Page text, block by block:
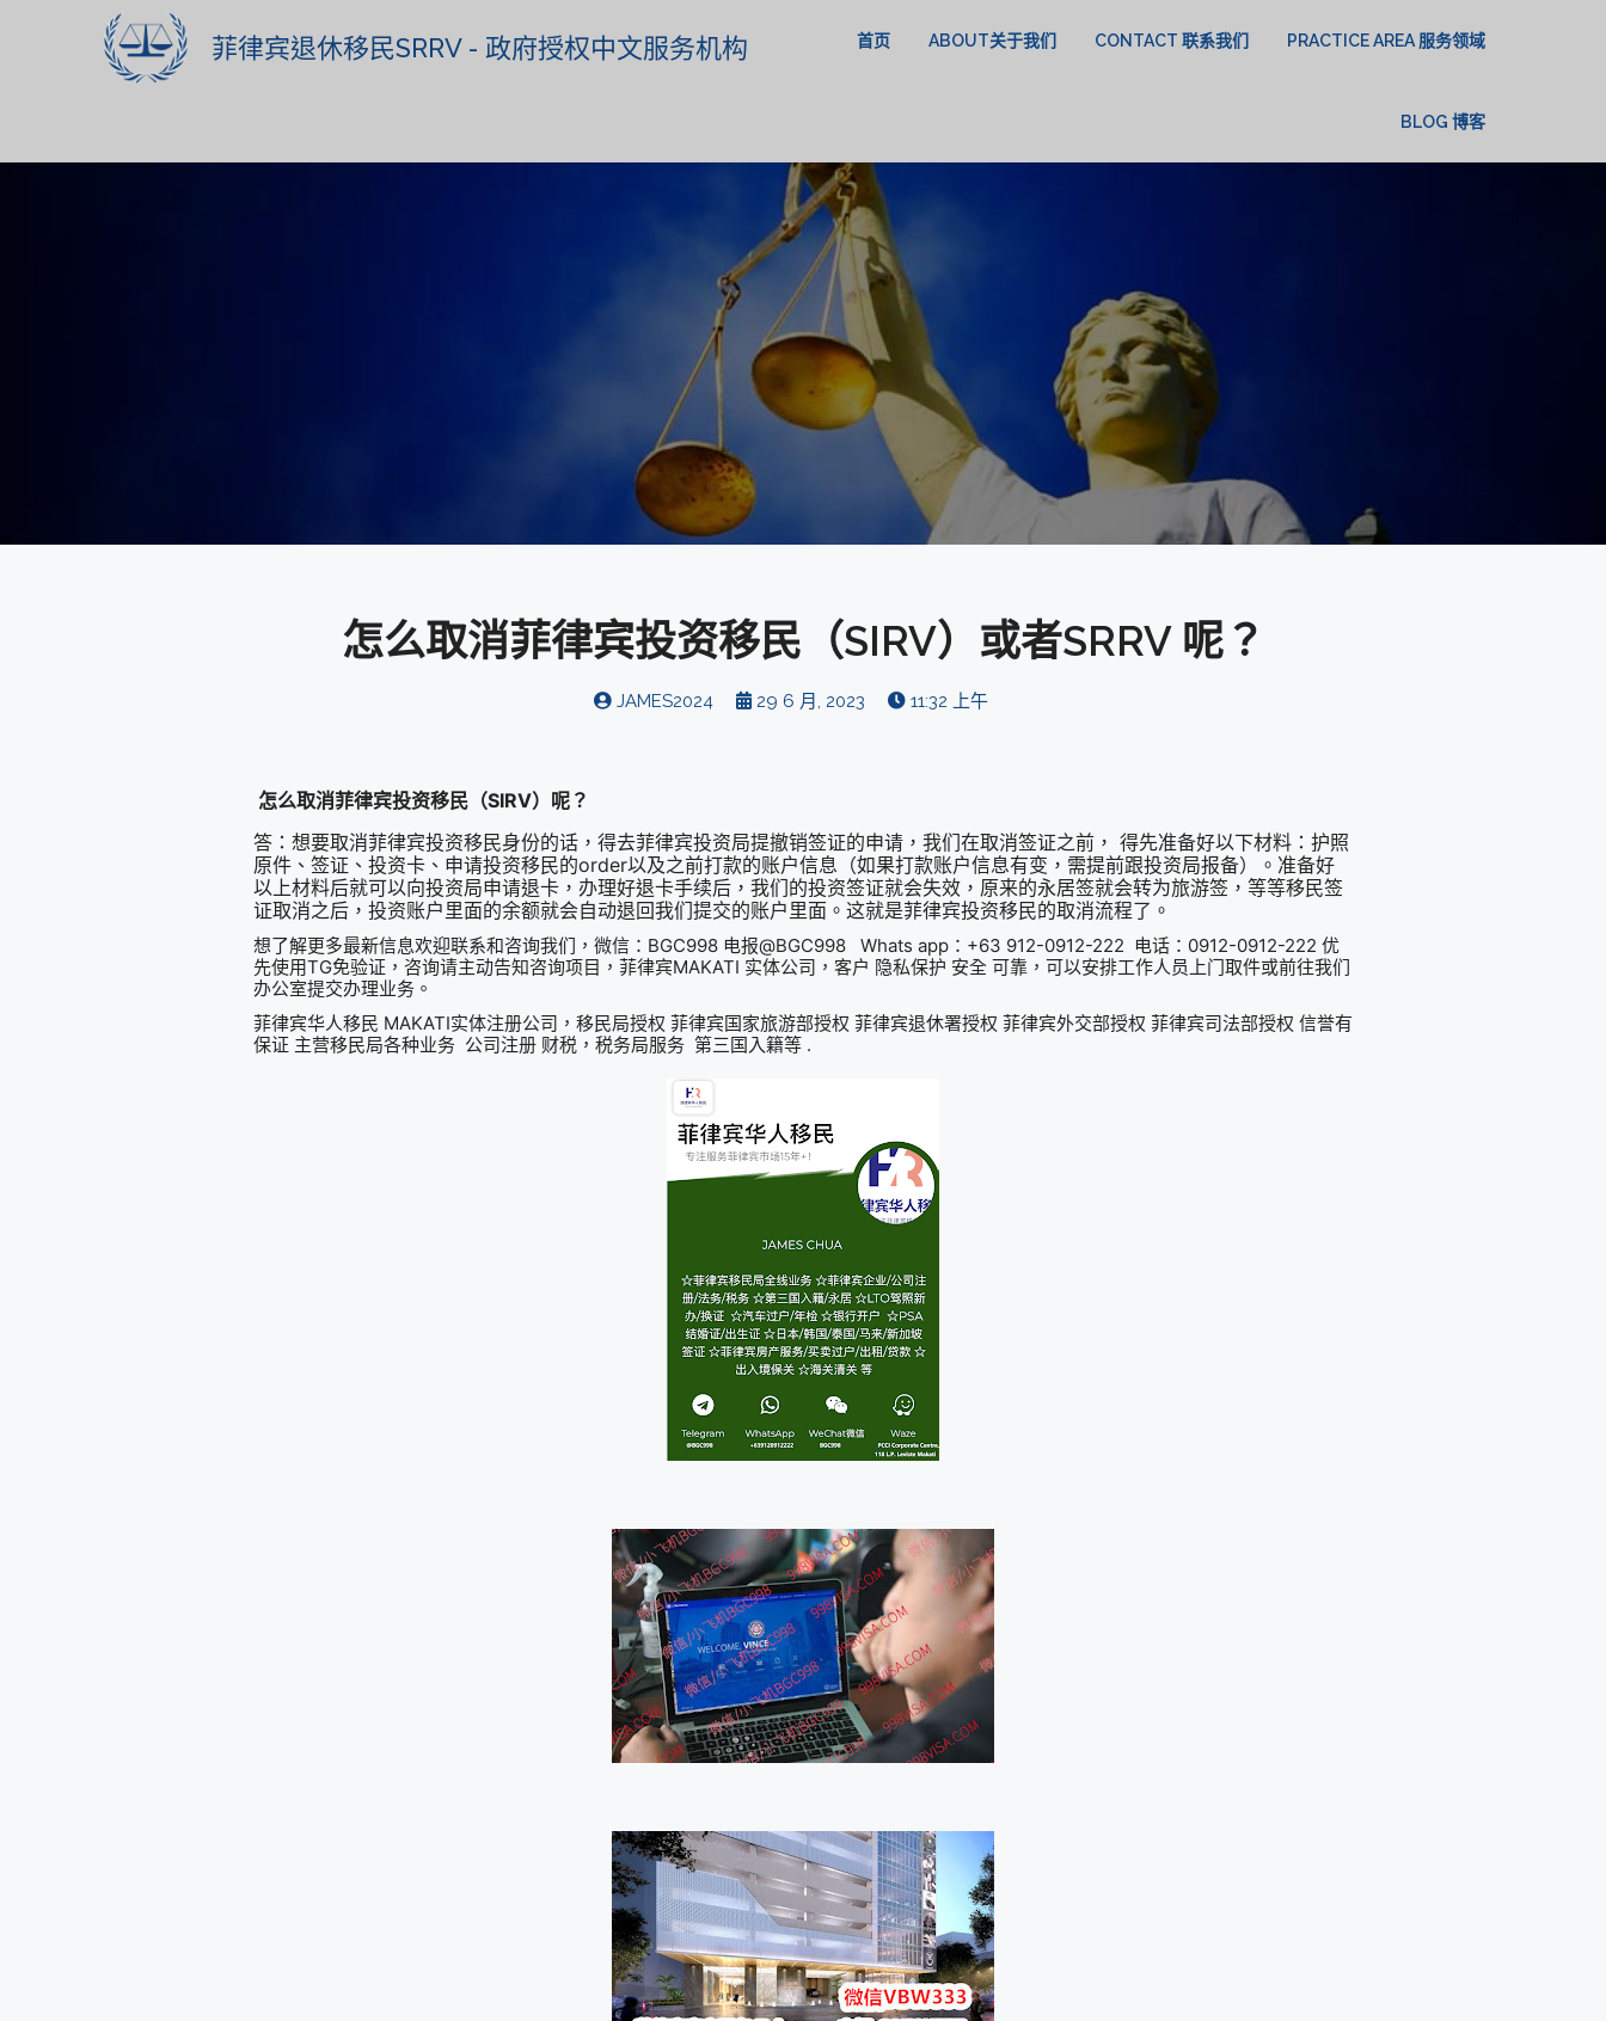
菲律宾退休移民SRRV - 政府授权中文服务机构 首页 ABOUT关于我们 CONTACT 联系我们 PRACTICE AREA 服务领域
BLOG 博客
怎么取消菲律宾投资移民（SIRV）或者SRRV 呢？
JAMES2024 29 6 月, 2023 11:32 上午
怎么取消菲律宾投资移民（SIRV）呢？
答：想要取消菲律宾投资移民身份的话，得去菲律宾投资局提撤销签证的申请，我们在取消签证之前， 得先准备好以下材料：护照
原件、签证、投资卡、申请投资移民的order以及之前打款的账户信息（如果打款账户信息有变，需提前跟投资局报备）。准备好
以上材料后就可以向投资局申请退卡，办理好退卡手续后，我们的投资签证就会失效，原来的永居签就会转为旅游签，等等移民签
证取消之后，投资账户里面的余额就会自动退回我们提交的账户里面。这就是菲律宾投资移民的取消流程了。
想了解更多最新信息欢迎联系和咨询我们，微信：BGC998 电报@BGC998 Whats app：+63 912-0912-222 电话：0912-0912-222 优
先使用TG免验证，咨询请主动告知咨询项目，菲律宾MAKATI 实体公司，客户 隐私保护 安全 可靠，可以安排工作人员上门取件或前往我们
办公室提交办理业务。
菲律宾华人移民 MAKATI实体注册公司，移民局授权 菲律宾国家旅游部授权 菲律宾退休署授权 菲律宾外交部授权 菲律宾司法部授权 信誉有
保证 主营移民局各种业务 公司注册 财税，税务局服务 第三国入籍等 .